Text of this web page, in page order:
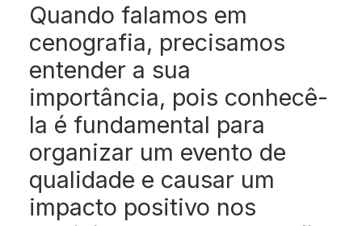
Quando falamos em
cenografia, precisamos
entender a sua
importância, pois conhecê-
la é fundamental para
organizar um evento de
qualidade e causar um
impacto positivo nos